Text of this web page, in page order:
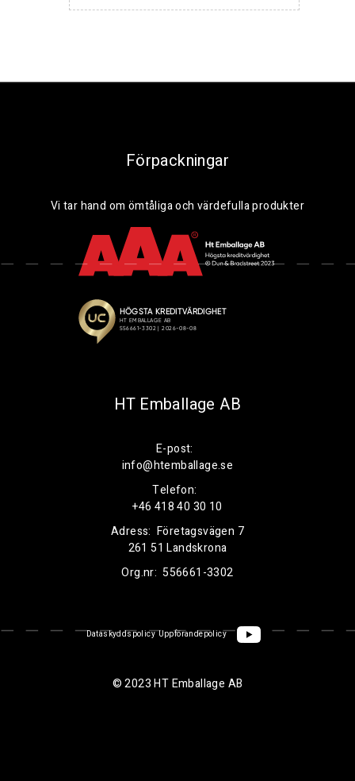
Förpackningar
Vi tar hand om ömtåliga och värdefulla produkter
HT Emballage AB
E-post:
info@htemballage.se
Telefon:
+46 418 40 30 10
Adress: Företagsvägen 7
261 51 Landskrona
Org.nr: 556661-3302
Dataskyddspolicy Uppförandepolicy
© 2023 HT Emballage AB